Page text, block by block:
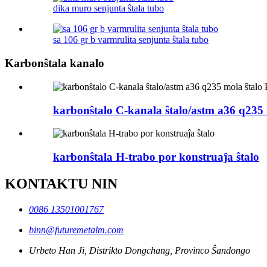
dika muro senjunta ŝtala tubo
sa 106 gr b varmrulita senjunta ŝtala tubo
Karbonŝtala kanalo
karbonŝtalo C-kanala ŝtalo/astm a36
karbonŝtala H-trabo por konstruaĵa ŝtalo
KONTAKTU NIN
0086 13501001767
binn@futuremetalm.com
Urbeto Han Ji, Distrikto Dongchang, Provinco Ŝandongo